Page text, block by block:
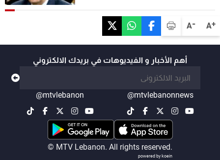
A+
A-
أهم الأخبار و الفيديوهات في بريدك الالكتروني
@mtvlebanonnews
@mtvlebanon
© MTV Lebanon. All rights reserved.
powered by koein